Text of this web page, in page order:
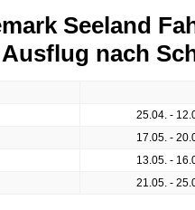
Seeland
nach
25.04. -
17.05. -
13.05. -
21.05. -